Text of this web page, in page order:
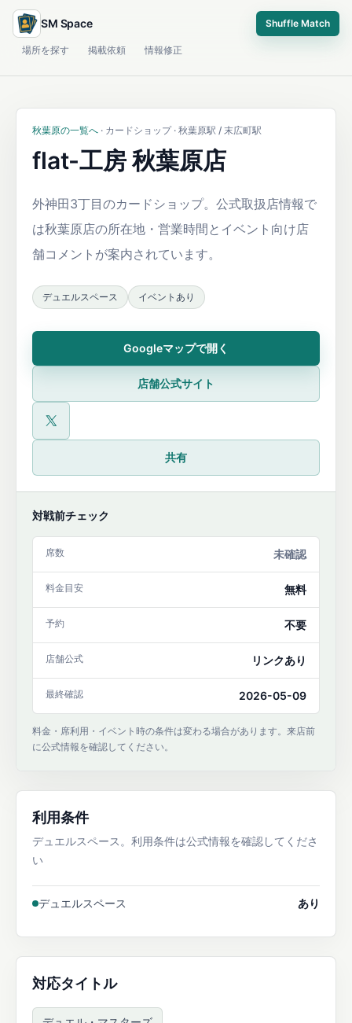
SM Space Shuffle Match
場所を探す 掲載依頼 情報修正
秋葉原の一覧へ · カードショップ · 秋葉原駅 / 末広町駅
flat-工房 秋葉原店
外神田3丁目のカードショップ。公式取扱店情報で
は秋葉原店の所在地・営業時間とイベント向け店
舗コメントが案内されています。
デュエルスペース イベントあり
Googleマップで開く
店舗公式サイト
公式X
共有
対戦前チェック
席数 未確認
料金目安 無料
予約 不要
店舗公式 リンクあり
最終確認 2026-05-09
料金・席利用・イベント時の条件は変わる場合があります。来店前
に公式情報を確認してください。
利用条件
デュエルスペース。利用条件は公式情報を確認してくださ
い
デュエルスペース あり
対応タイトル